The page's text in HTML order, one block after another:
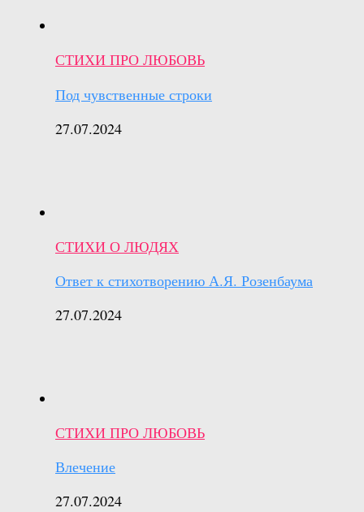
СТИХИ ПРО ЛЮБОВЬ
Под чувственные строки
27.07.2024
СТИХИ О ЛЮДЯХ
Ответ к стихотворению А.Я. Розенбаума
27.07.2024
СТИХИ ПРО ЛЮБОВЬ
Влечение
27.07.2024